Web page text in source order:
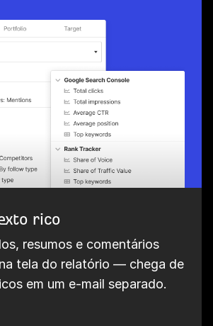
rico
resumos e comentários
tela do relatório — chega de
em um e-mail separado.